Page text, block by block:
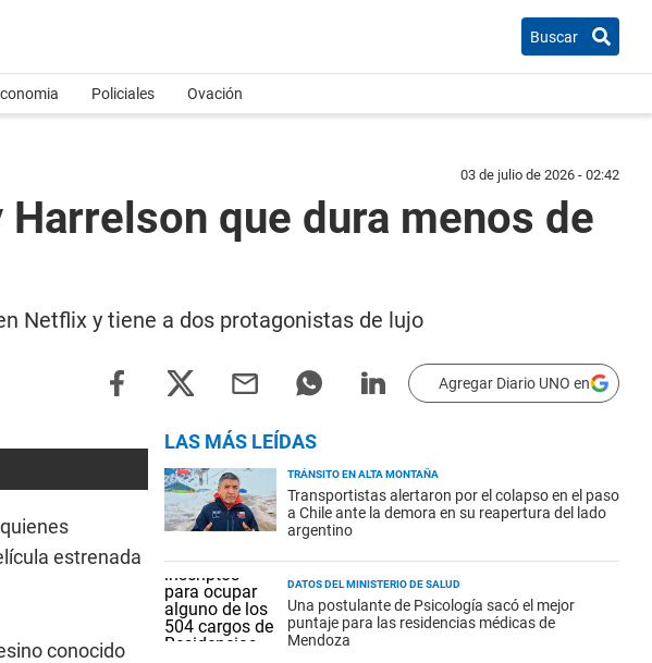
Buscar
Policiales Ovación
03 de julio de 2026 - 02:42
que dura menos de
Netflix y tiene a dos protagonistas de lujo
Agregar Diario UNO en
estrenada
conocido
LAS MÁS LEÍDAS
TRÁNSITO EN ALTA MONTAÑA
Transportistas alertaron por el colapso en el paso
a Chile ante la demora en su reapertura del lado
argentino
DATOS DEL MINISTERIO DE SALUD
Una postulante de Psicología sacó el mejor
puntaje para las residencias médicas de
Mendoza